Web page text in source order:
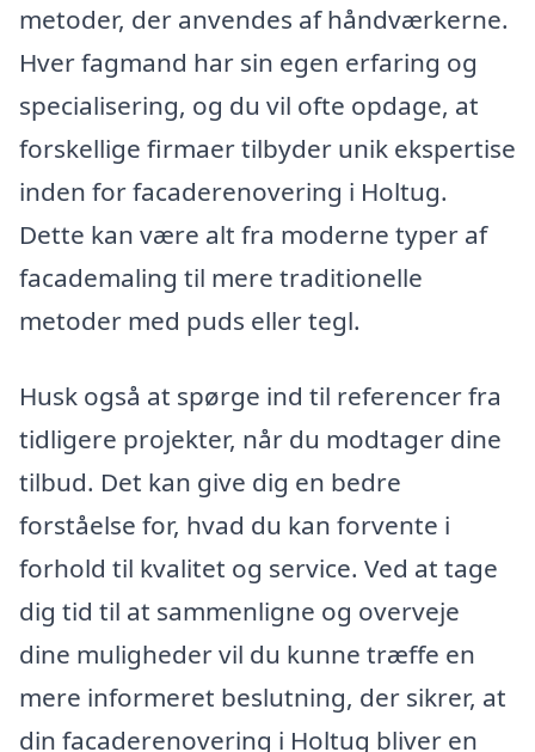
metoder, der anvendes af håndværkerne.
Hver fagmand har sin egen erfaring og
specialisering, og du vil ofte opdage, at
forskellige firmaer tilbyder unik ekspertise
inden for facaderenovering i Holtug.
Dette kan være alt fra moderne typer af
facademaling til mere traditionelle
metoder med puds eller tegl.
Husk også at spørge ind til referencer fra
tidligere projekter, når du modtager dine
tilbud. Det kan give dig en bedre
forståelse for, hvad du kan forvente i
forhold til kvalitet og service. Ved at tage
dig tid til at sammenligne og overveje
dine muligheder vil du kunne træffe en
mere informeret beslutning, der sikrer, at
din facaderenovering i Holtug bliver en